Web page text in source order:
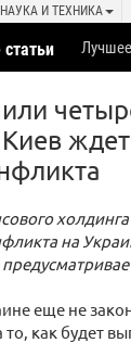
НАУКА И ТЕХНИКА
Лучшее
на
еще не
как будет